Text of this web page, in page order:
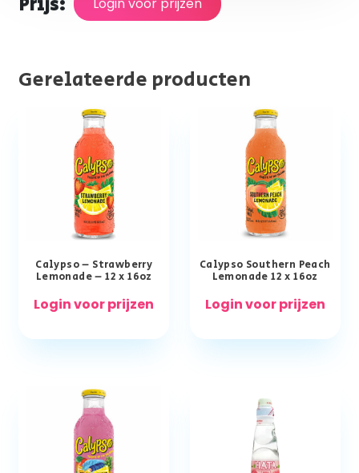
Login voor prijzen
Gerelateerde producten
Calypso – Strawberry
Lemonade – 12 x 16oz
Login voor prijzen
Calypso Southern Peach
Lemonade 12 x 16oz
Login voor prijzen